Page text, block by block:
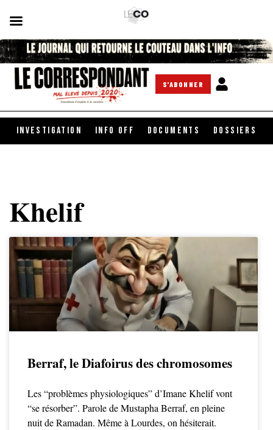
S'ABONNER
INVESTIGATION INFO OFF DOCUMENTS DOSSIERS
Khelif
Berraf, le Diafoirus des chromosomes
Les “problèmes physiologiques” d’Imane Khelif vont
“se résorber”. Parole de Mustapha Berraf, en pleine
nuit de Ramadan. Même à Lourdes, on hésiterait.